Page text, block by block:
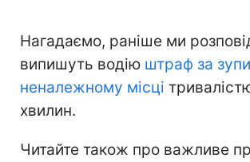
Нагадаємо, раніше ми
випишуть водію штраф за
неналежному місці
хвилин.
Читайте також про важливе